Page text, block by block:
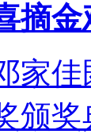
摘
家
颁